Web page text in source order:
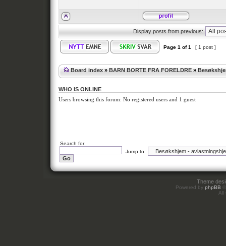
Display posts from previous:
Page 1 of1 [ 1 post ]
Board index » BARN BORTE FRA FORELDRE »
WHO IS ONLINE
Users browsing this forum: No registered users and 1 guest
Search for:
Jump to:
Theme
Powered by phpBB
All